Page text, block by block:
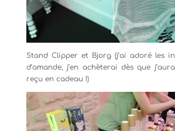
Stand Clipper et Bjorg (j’ai adoré les
d’amande, j’en achèterai dès que
reçu en cadeau !)